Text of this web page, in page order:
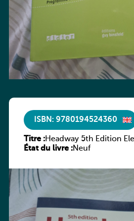
ISBN: 9780194524360
Titre :Headway 5th Edition
and Literature
État du livre :Neuf